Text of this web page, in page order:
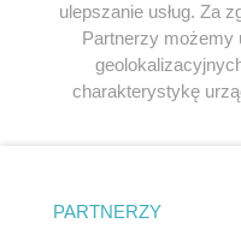
Hmm… Artur
kiedyś tak:
istnienie Boga. No
ulepszanie usług. Za
Partnerzy możemy
charakterystykę
zmienić/wycofać
znajdujący się w
PARTNERZY